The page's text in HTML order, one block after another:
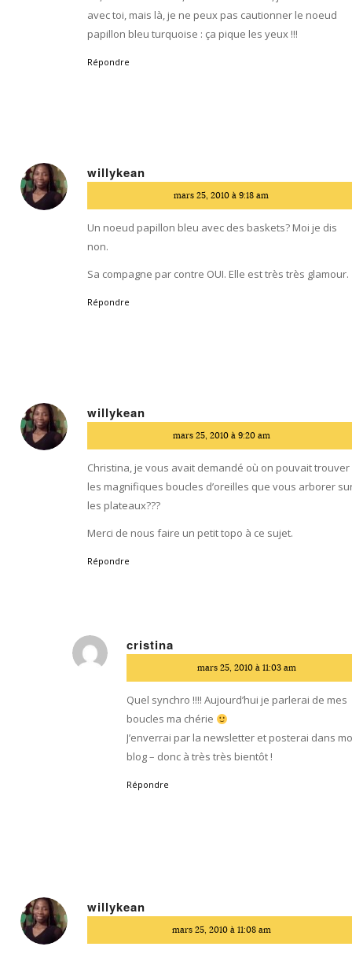
avec toi, mais là, je ne peux pas cautionner le noeud
papillon bleu turquoise : ça pique les yeux !!!
Répondre
willykean
:
mars 25, 2010 à 9:18 am
Un noeud papillon bleu avec des baskets? Moi je dis
non.
Sa compagne par contre OUI. Elle est très très glamour.
Répondre
willykean
:
mars 25, 2010 à 9:20 am
Christina, je vous avait demandé où on pouvait trouver
les magnifiques boucles d’oreilles que vous arborer
les plateaux???
Merci de nous faire un petit topo à ce sujet.
Répondre
cristina
mars 25, 2010 à 11:03 am
Quel synchro !!!! Aujourd’hui je parlerai de mes
boucles ma chérie
J’enverrai par la newsletter et posterai dans
blog – donc à très très bientôt !
Répondre
willykean
:
mars 25, 2010 à 11:08 am